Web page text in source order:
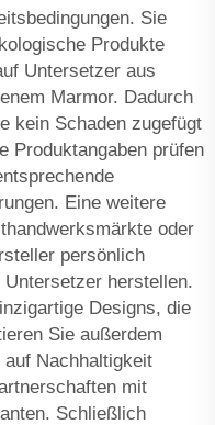
Sie
Produkte
Untersetzer aus
Marmor. Dadurch
kein Schaden zugefügt
Produktangaben prüfen
Eine weitere
oder
persönlich
herstellen.
Designs, die
Sie außerdem
Nachhaltigkeit
mit
Schließlich